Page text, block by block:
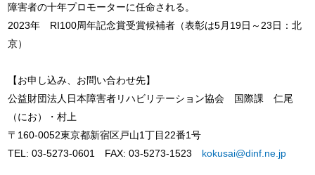
障害者の十年プロモーターに任命される。
2023年 RI100周年記念賞受賞候補者（表彰は5月19日～23日：北
京）
【お申し込み、お問い合わせ先】
公益財団法人日本障害者リハビリテーション協会 国際課 仁尾
（にお）・村上
〒160-0052東京都新宿区戸山1丁目22番1号
TEL: 03-5273-0601 FAX: 03-5273-1523 kokusai@dinf.ne.jp